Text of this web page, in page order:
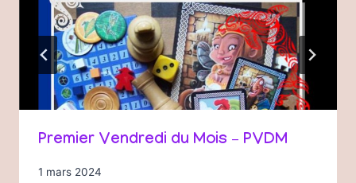
Premier Vendredi du Mois – PVDM
1 mars 2024